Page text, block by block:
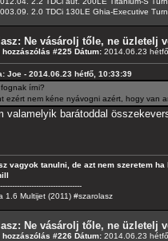
2.0 TDCi 130LE Ghia-Executive
Ne vásárolj tőle, ne üzletelj
hozzászólás #225 Dátum: 2014.06.23
Joe - 2014.06.23 hétfő, 10:33:39
írni?
ezért nem kéne nyávogni azért, hogy van
valamelyik barátoddal
vagyok tanulni, de azt nem szeretem
1.6 Multijet (2011) #szarolasz
Ne vásárolj tőle, ne üzletelj
hozzászólás #226 Dátum: 2014.06.23